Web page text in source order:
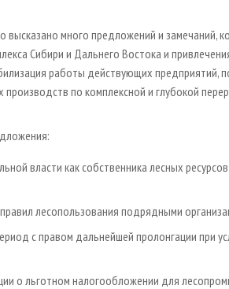
высказано много предложений и замечаний,
Сибири и Дальнего Востока и
работы действующих предприятий,
по комплексной и глубокой
власти как собственника лесных
лесопользования подрядными
с правом дальнейшей пролонгации при
о льготном налогообложении для